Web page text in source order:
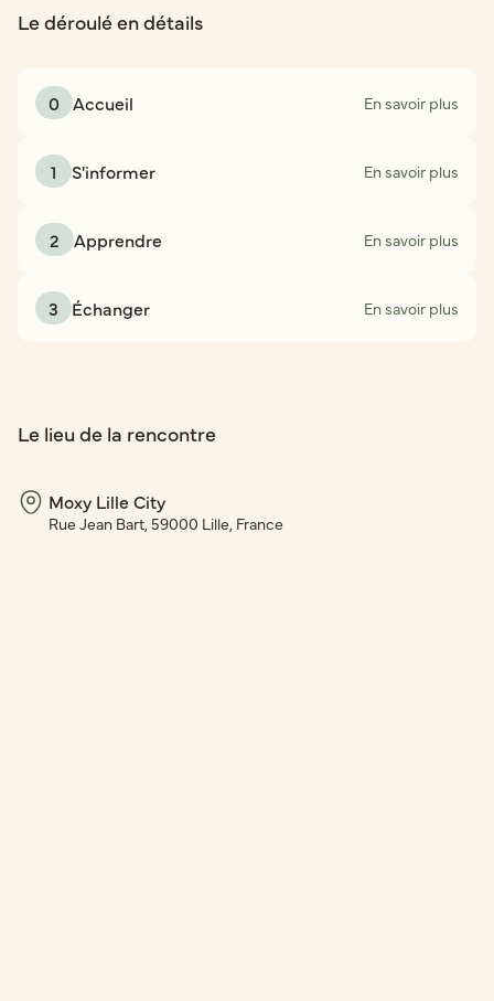
Le déroulé en détails
0 Accueil En savoir plus
1 S'informer En savoir plus
2 Apprendre En savoir plus
3 Échanger En savoir plus
Le lieu de la rencontre
Moxy Lille City
Rue Jean Bart, 59000 Lille, France